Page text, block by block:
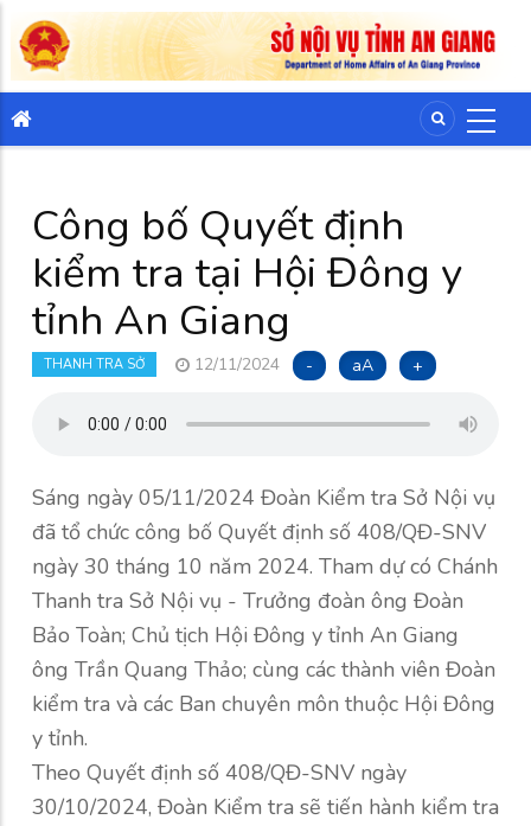
Công bố Quyết định
kiểm tra tại Hội Đông y
tỉnh An Giang
THANH TRA SỞ 12/11/2024 - aA +
Sáng ngày 05/11/2024 Đoàn Kiểm tra Sở Nội vụ
đã tổ chức công bố Quyết định số 408/QĐ-SNV
ngày 30 tháng 10 năm 2024. Tham dự có Chánh
Thanh tra Sở Nội vụ - Trưởng đoàn ông Đoàn
Bảo Toàn; Chủ tịch Hội Đông y tỉnh An Giang
ông Trần Quang Thảo; cùng các thành viên Đoàn
kiểm tra và các Ban chuyên môn thuộc Hội Đông
y tỉnh.
Theo Quyết định số 408/QĐ-SNV ngày
30/10/2024, Đoàn Kiểm tra sẽ tiến hành kiểm tra